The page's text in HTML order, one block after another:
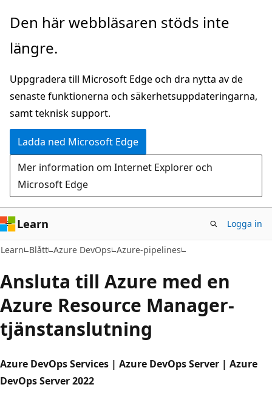
Hoppa
huvudinnehåll
Den här webbläsaren stöds inte
längre.
Uppgradera till Microsoft Edge och dra nytta av de
senaste funktionerna och säkerhetsuppdateringarna,
samt teknisk support.
Ladda ned Microsoft Edge
Mer information om Internet Explorer och
Microsoft Edge
Learn Logga in
Learn Blått Azure DevOps Azure-pipelines
Ansluta till Azure med en
Azure Resource Manager-
tjänstanslutning
Azure DevOps Services | Azure DevOps Server | Azure
DevOps Server 2022